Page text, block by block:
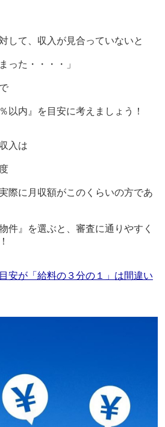
して、収入が見合っていないと
った・・・・」
以内』を目安に考えましょう！
入は
際に月収額がこのくらいの方であ
件』を選ぶと、審査に通りやすく
安が「給料の３分の１」は間違い